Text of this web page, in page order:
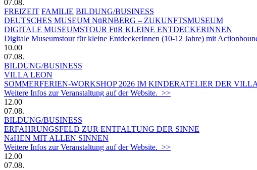
07.08.
FREIZEIT FAMILIE BILDUNG/BUSINESS
DEUTSCHES MUSEUM NüRNBERG – ZUKUNFTSMUSEUM
DIGITALE MUSEUMSTOUR FüR KLEINE ENTDECKERINNEN
Digitale Museumstour für kleine EntdeckerInnen (10-12 Jahre) mit
10.00
07.08.
BILDUNG/BUSINESS
VILLA LEON
SOMMERFERIEN-WORKSHOP 2026 IM KINDERATELIER DER
Weitere Infos zur Veranstaltung auf der Website. >>
12.00
07.08.
BILDUNG/BUSINESS
ERFAHRUNGSFELD ZUR ENTFALTUNG DER SINNE
NäHEN MIT ALLEN SINNEN
Weitere Infos zur Veranstaltung auf der Website. >>
12.00
07.08.